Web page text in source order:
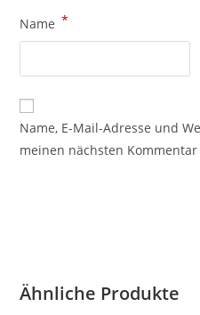
Name *
Name, E-Mail-Adresse und
meinen nächsten
Ähnliche Produkte